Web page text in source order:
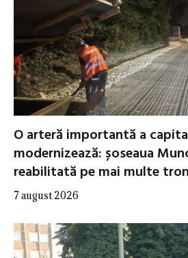
O arteră importantă a
modernizează: șoseaua
reabilitată pe mai multe
7 august 2026